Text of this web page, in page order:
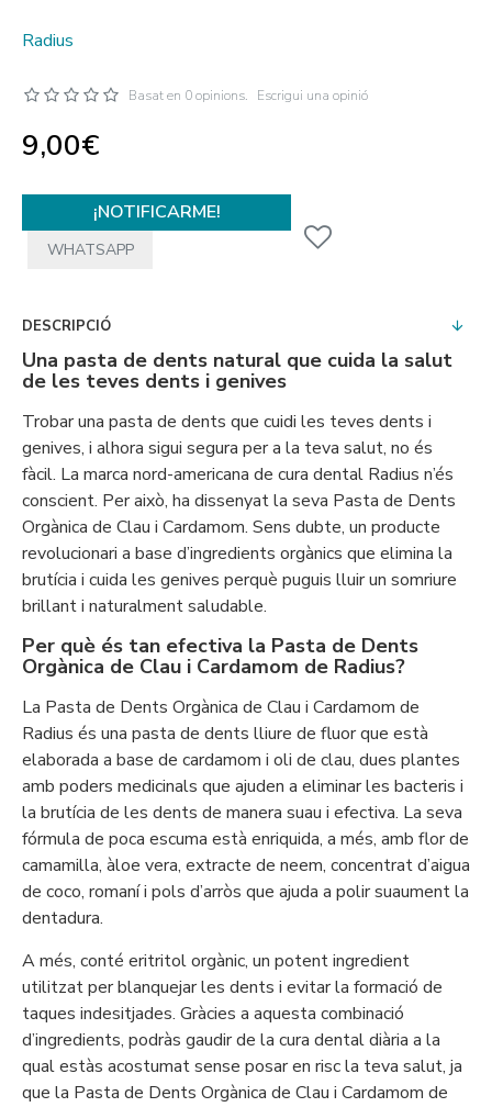
Radius
Basat en 0 opinions. Escrigui una opinió
9,00€
¡NOTIFICARME!
WHATSAPP
DESCRIPCIÓ
Una pasta de dents natural que cuida la salut
de les teves dents i genives
Trobar una pasta de dents que cuidi les teves dents i
genives, i alhora sigui segura per a la teva salut, no és
fàcil. La marca nord-americana de cura dental Radius n’és
conscient. Per això, ha dissenyat la seva Pasta de Dents
Orgànica de Clau i Cardamom. Sens dubte, un producte
revolucionari a base d’ingredients orgànics que elimina la
brutícia i cuida les genives perquè puguis lluir un somriure
brillant i naturalment saludable.
Per què és tan efectiva la Pasta de Dents
Orgànica de Clau i Cardamom de Radius?
La Pasta de Dents Orgànica de Clau i Cardamom de
Radius és una pasta de dents lliure de fluor que està
elaborada a base de cardamom i oli de clau, dues plantes
amb poders medicinals que ajuden a eliminar les bacteris i
la brutícia de les dents de manera suau i efectiva. La seva
fórmula de poca escuma està enriquida, a més, amb flor de
camamilla, àloe vera, extracte de neem, concentrat d’aigua
de coco, romaní i pols d’arròs que ajuda a polir suaument la
dentadura.
A més, conté eritritol orgànic, un potent ingredient
utilitzat per blanquejar les dents i evitar la formació de
taques indesitjades. Gràcies a aquesta combinació
d’ingredients, podràs gaudir de la cura dental diària a la
qual estàs acostumat sense posar en risc la teva salut, ja
que la Pasta de Dents Orgànica de Clau i Cardamom de